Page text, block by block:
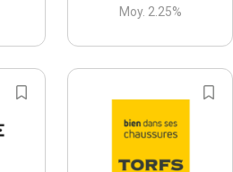
Moy. 2.25%